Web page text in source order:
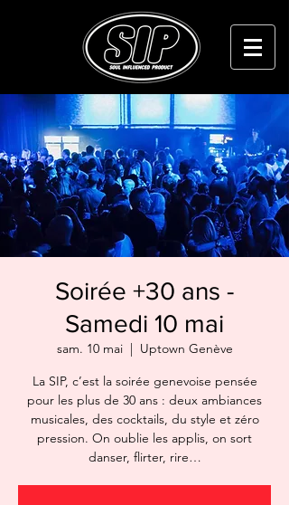
Soirée +30 ans -
Samedi 10 mai
sam. 10 mai
  |
Uptown Genève
La SIP, c’est la soirée genevoise pensée
pour les plus de 30 ans : deux ambiances
musicales, des cocktails, du style et zéro
pression. On oublie les applis, on sort
danser, flirter, rire…